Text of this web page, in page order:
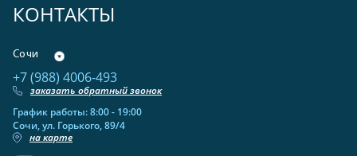
КОНТАКТЫ
Сочи
+7 (988) 4006-493
заказать обратный звонок
График работы: 8:00 - 19:00
Сочи, ул. Горького, 89/4
на карте